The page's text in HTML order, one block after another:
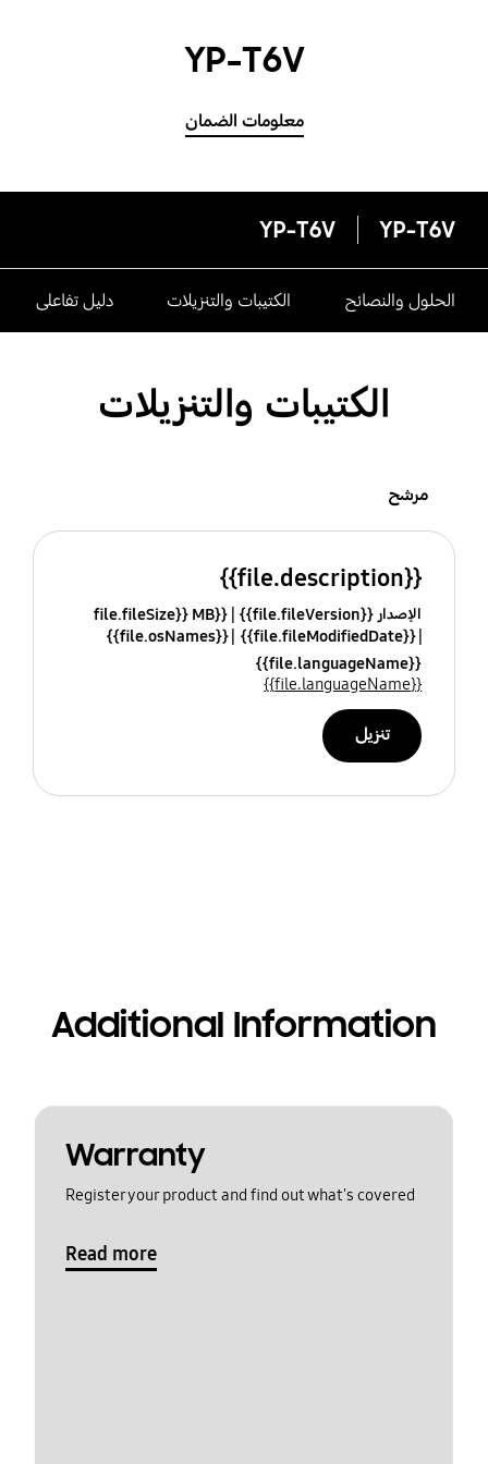
YP-T6V
معلومات الضمان
YP-T6V
YP-T6V
الحلول والنصائح الكتيبات والتنزيلات دليل تفاعلى
الكتيبات والتنزيلات
مرشح
{{file.description}}
الإصدار {{file.fileVersion}}
{{file.fileSize}} MB
{{file.fileModifiedDate}}
{{file.osNames}}
{{file.languageName}}
{{file.languageName}}
تنزيل
Additional Information
Warranty
Register your product and find out what's covered
Read more